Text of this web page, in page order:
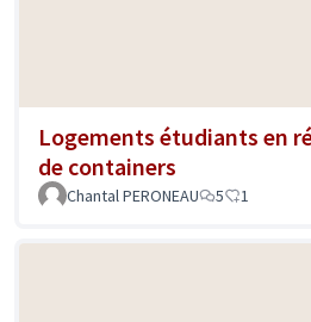
Logements étudiants en
de containers
Chantal PERONEAU 5 1